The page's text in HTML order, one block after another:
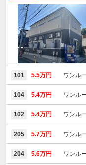
101 5.5万円 ワンル
104 5.4万円 ワンル
102 5.4万円 ワンル
205 5.7万円 ワンル
204 5.6万円 ワンル